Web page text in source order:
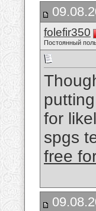
folefir350
Постоянный
for
spgs
free